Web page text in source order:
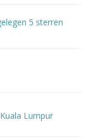
5 sterren
Lumpur